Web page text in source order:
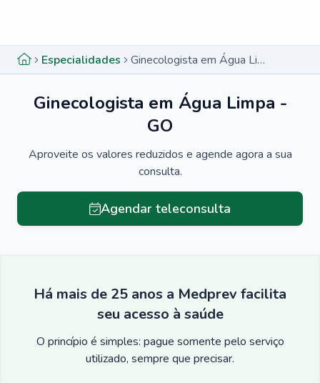
Especialidades Ginecologista em Água Limpa - GO
Ginecologista em Água Limpa -
GO
Aproveite os valores reduzidos e agende agora a sua
consulta.
Agendar teleconsulta
Há mais de 25 anos a Medprev facilita
seu acesso à saúde
O princípio é simples: pague somente pelo serviço
utilizado, sempre que precisar.